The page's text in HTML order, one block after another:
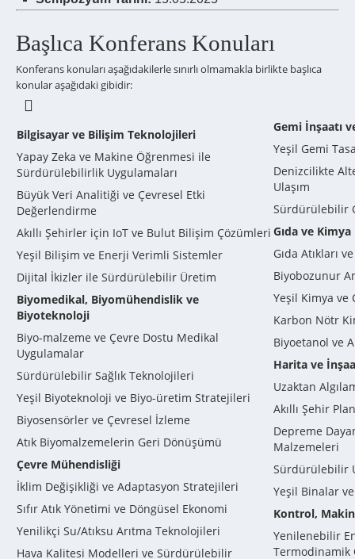
Başlıca Konferans Konuları
Konferans konuları aşağıdakilerle sınırlı olmamakla birlikte başlıca
konular aşağıdaki gibidir:

Bilgisayar ve Bilişim Teknolojileri
Yapay Zeka ve Makine Öğrenmesi ile
Sürdürülebilirlik Uygulamaları
Büyük Veri Analitiği ve Çevresel Etki
Değerlendirme
Akıllı Şehirler için IoT ve Bulut Bilişim Çözümleri
Yeşil Bilişim ve Enerji Verimli Sistemler
Dijital İkizler ile Sürdürülebilir Üretim
Biyomedikal, Biyomühendislik ve
Biyoteknoloji
Biyo-malzeme ve Çevre Dostu Medikal
Uygulamalar
Sürdürülebilir Sağlık Teknolojileri
Yeşil Biyoteknoloji ve Biyo-üretim Stratejileri
Biyosensörler ve Çevresel İzleme
Atık Biyomalzemelerin Geri Dönüşümü
Çevre Mühendisliği
İklim Değişikliği ve Adaptasyon Stratejileri
Sıfır Atık Yönetimi ve Döngüsel Ekonomi
Yenilikçi Su/Atıksu Arıtma Teknolojileri
Hava Kalitesi Modelleri ve Sürdürülebilir
Gemi İnşaatı
Yeşil Gemi
Denizcilikte
Ulaşım
Sürdürülebilir
Gıda ve
Gıda Atıkları
Biyobozunur
Yeşil Kimya ve
Karbon Nötr
Biyoetanol ve
Harita ve
Uzaktan
Akıllı Şehir
Depreme
Malzemeleri
Sürdürülebilir
Yeşil Binalar
Kontrol,
Yenilenebilir
Termodinamik